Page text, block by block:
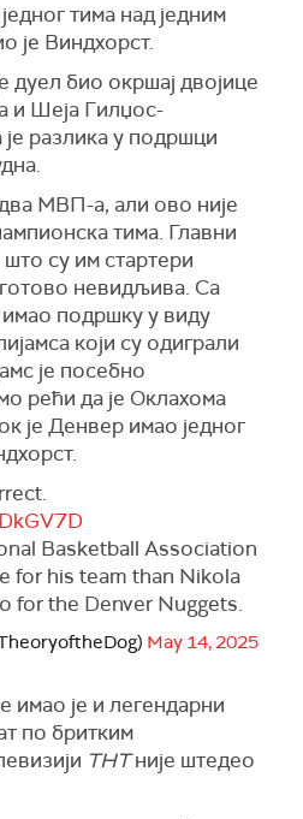
тима над једним
је Виндхорст.
дуел био окршај двојице
и Шеја Гилџос-
разлика у подршци
МВП-а, али ово није
тима. Главни
су им стартери
невидљива. Са
имао подршку у виду
који су одиграли
је посебно
рећи да је Оклахома
је Денвер имао једног
Basketball Association
for his team than Nikola
for the Denver Nuggets.
May 14, 2025
је и легендарни
по бритким
ТНТније штедео